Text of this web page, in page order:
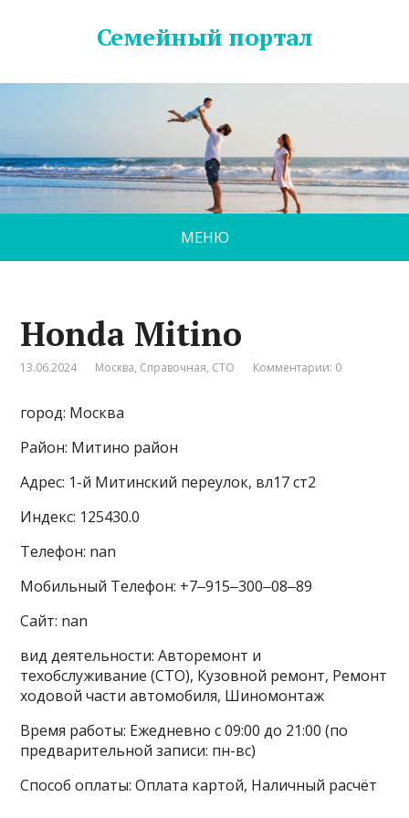
Семейный портал
МЕНЮ
Honda Mitino
13.06.2024 Москва, Справочная, СТО Комментарии: 0
город: Москва
Район: Митино район
Адрес: 1-й Митинский переулок, вл17 ст2
Индекс: 125430.0
Телефон: nan
Мобильный Телефон: +7‒915‒300‒08‒89
Сайт: nan
вид деятельности: Авторемонт и
техобслуживание (СТО), Кузовной ремонт, Ремонт
ходовой части автомобиля, Шиномонтаж
Время работы: Ежедневно с 09:00 до 21:00 (по
предварительной записи: пн-вс)
Способ оплаты: Оплата картой, Наличный расчёт